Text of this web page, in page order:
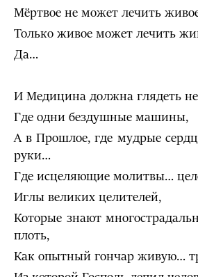
Мёртвое не может лечить
Только живое может лечить
Да…
И Медицина должна глядеть
Где одни бездушные машины,
А в Прошлое, где мудрые
руки…
Где исцеляющие молитвы…
Иглы великих целителей,
Которые знают
плоть,
Как опытный гончар живую…